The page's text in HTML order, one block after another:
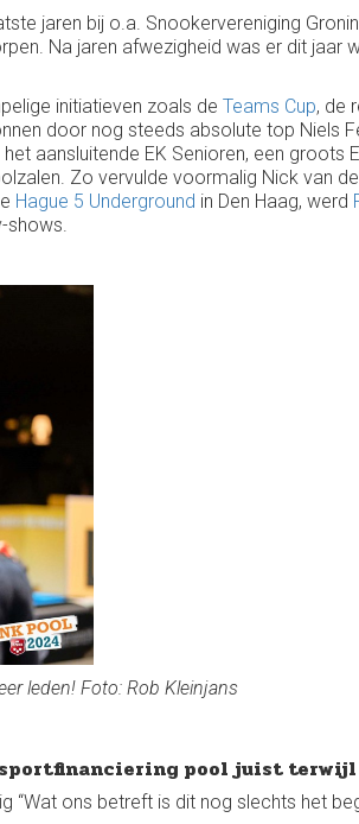
jaren bij o.a. Snookervereniging
Na jaren afwezigheid was er dit jaar
initiatieven zoals de Teams Cup, de
door nog steeds absolute top Niels
aansluitende EK Senioren, een
Zo vervulde voormalig Nick van
Hague 5 Underground in Den Haag, werd
shows.
leden! Foto: Rob Kleinjans
pool juist
ons betreft is dit nog slechts het